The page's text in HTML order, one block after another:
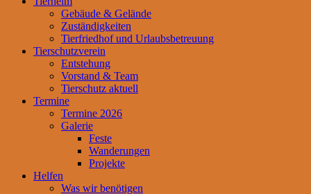
Gebäude & Gelände
Zuständigkeiten
Tierfriedhof und Urlaubsbetreuung
Tierschutzverein
Entstehung
Vorstand & Team
Tierschutz aktuell
Termine
Termine 2026
Galerie
Feste
Wanderungen
Projekte
Helfen
Was wir benötigen